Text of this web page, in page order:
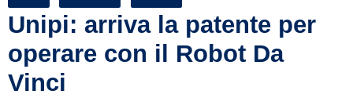
Unipi: arriva la patente per
operare con il Robot Da
Vinci